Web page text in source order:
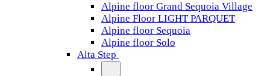
Alpine floor Grand Sequoia Village
Alpine Floor LIGHT PARQUET
Alpine floor Sequoia
Alpine floor Solo
Alta Step